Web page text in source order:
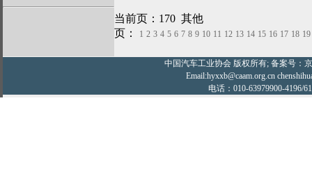
当前页：170 其他
页：
1 2 3 4 5 6 7 8 9 10 11 12 13 14 15 16 17 18 19
中国汽车工业协会 版权所有; 备案号：
Email:hyxxb@caam.org.cn
电话：010-63979900-4196/